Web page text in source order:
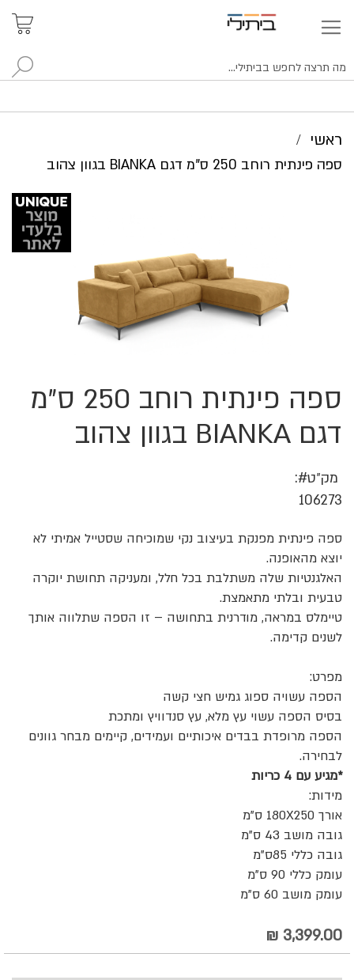
ראשי
ספה פינתית רוחב 250 ס"מ דגם BIANKA בגוון צהוב
ספה פינתית רוחב 250 ס"מ
דגם BIANKA בגוון צהוב
מק״ט
106273
ספה פינתית מפנקת בעיצוב נקי שמוכיחה שסטייל אמיתי לא
יוצא מהאופנה.
האלגנטיות שלה משתלבת בכל חלל, ומעניקה תחושת יוקרה
טבעית ובלתי מתאמצת.
טיימלס במראה, מודרנית בתחושה – זו הספה שתלווה אותך
לשנים קדימה.
מפרט:
הספה עשויה ספוג גמיש חצי קשה
בסיס הספה עשוי עץ מלא, עץ סנדוויץ ומתכת
הספה מרופדת בבדים איכותיים ועמידים, קיימים מבחר גוונים
לבחירה.
*מגיע עם 4 כריות
מידות:
אורך 180X250 ס"מ
גובה מושב 43 ס"מ
גובה כללי 85ס"מ
עומק כללי 90 ס"מ
עומק מושב 60 ס"מ
3,399.00 ₪
לדלג
להתחלה
גלריית